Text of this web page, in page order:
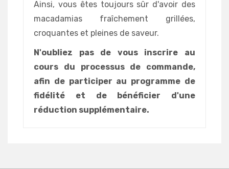
Ainsi, vous êtes toujours sûr d'avoir des
macadamias fraîchement grillées,
croquantes et pleines de saveur.
N'oubliez pas de vous inscrire au
cours du processus de commande,
afin de participer au programme de
fidélité et de bénéficier d'une
réduction supplémentaire.